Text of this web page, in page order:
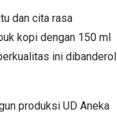
dan cita rasa
kopi dengan 150 ml
ini dibanderol
produksi UD Aneka